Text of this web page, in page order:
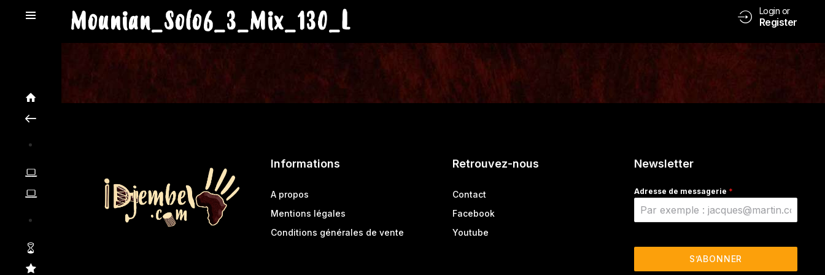
Mounian_Solo6_3_Mix_130_L Login or
Register
Informations
A propos
Mentions légales
Conditions générales de vente
Retrouvez-nous
Contact
Facebook
Youtube
Newsletter
Adresse de messagerie *
S’ABONNER